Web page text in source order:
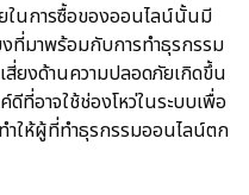
ในการซื้อของออนไลน์นั้นมี
ที่มาพร้อมกับการทำธุรกรรม
สี่ยงด้านความปลอดภัยเกิดขึ้น
ที่อาจใช้ช่องโหว่ในระบบเพื่อ
ำให้ผู้ที่ทำธุรกรรมออนไลน์ตก